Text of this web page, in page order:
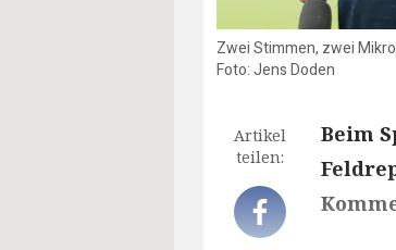
Zwei Stimmen, zwei
Foto: Jens Doden
Artikel
teilen:
Beim